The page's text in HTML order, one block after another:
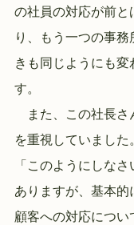
の社員の対応が前と
り、もう一つの事務
きも同じようにも
す。
また、この社長さ
を重視していまし
「このようにしな
ありますが、基本
顧客への対応につい